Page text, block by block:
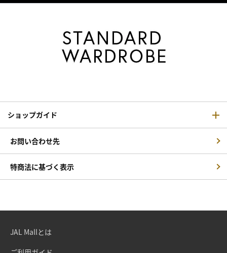
ショップガイド
お問い合わせ先
特商法に基づく表示
JAL Mallとは